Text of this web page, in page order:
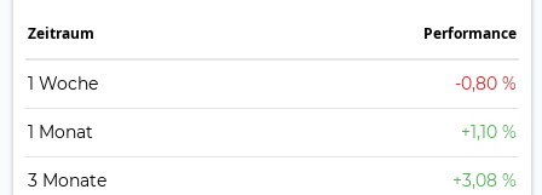
Zeit­raum Perfor­mance
1 Woche -0,80 %
1 Monat +1,10 %
3 Monate +3,08 %